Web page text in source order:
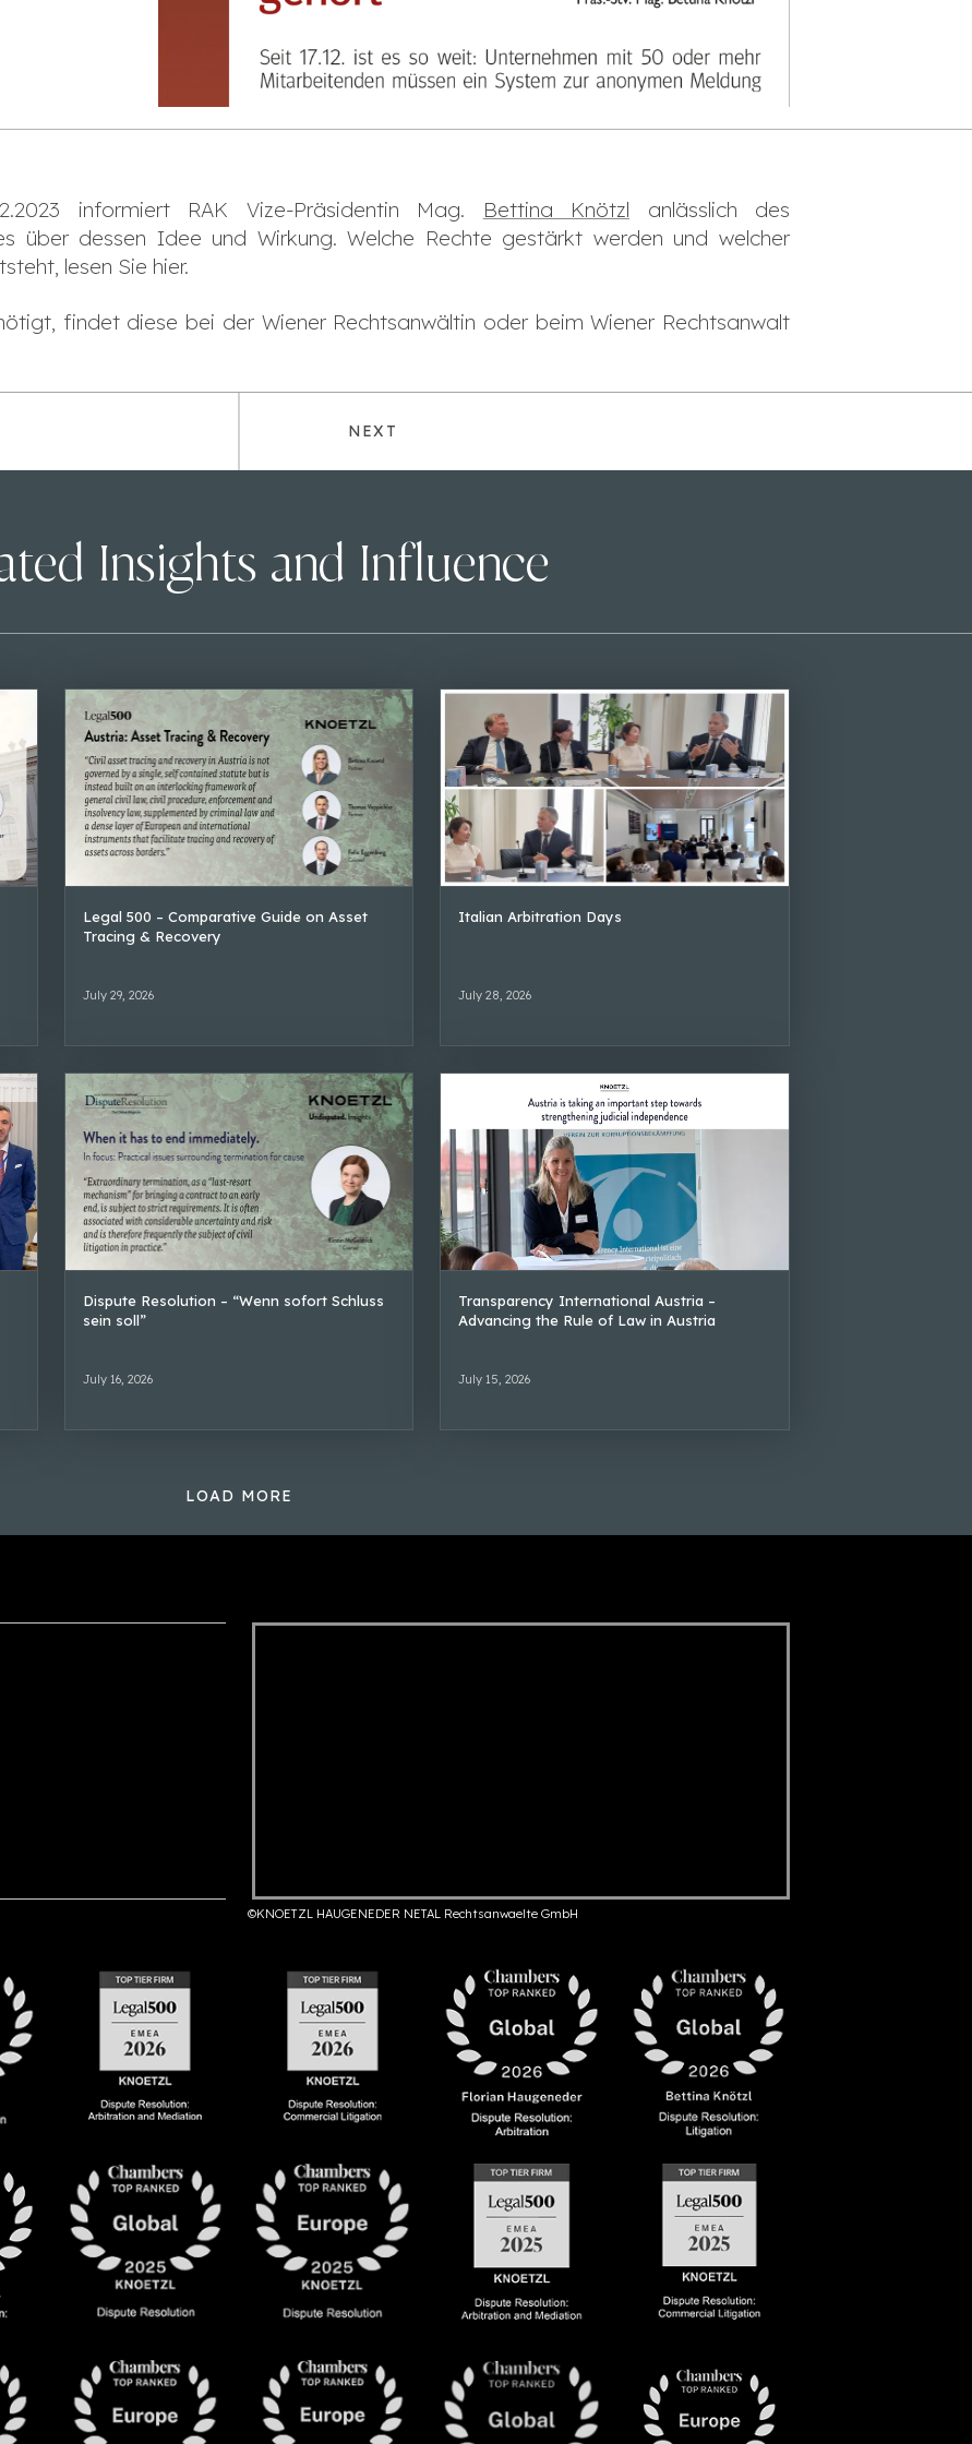
informiert RAK Vize-Präsidentin Mag. Bettina Knötzl anlässlich des
über dessen Idee und Wirkung. Welche Rechte gestärkt werden und welcher
lesen Sie hier.
findet diese bei der Wiener Rechtsanwältin oder beim Wiener Rechtsanwalt
NEXT
Insights and Influence
Legal 500 – Comparative Guide on Asset
Tracing & Recovery
July 29, 2026
Italian Arbitration Days
July 28, 2026
Dispute Resolution – “Wenn sofort Schluss
sein soll”
July 16, 2026
Transparency International Austria –
Advancing the Rule of Law in Austria
July 15, 2026
LOAD MORE
©KNOETZL HAUGENEDER NETAL Rechtsanwaelte GmbH